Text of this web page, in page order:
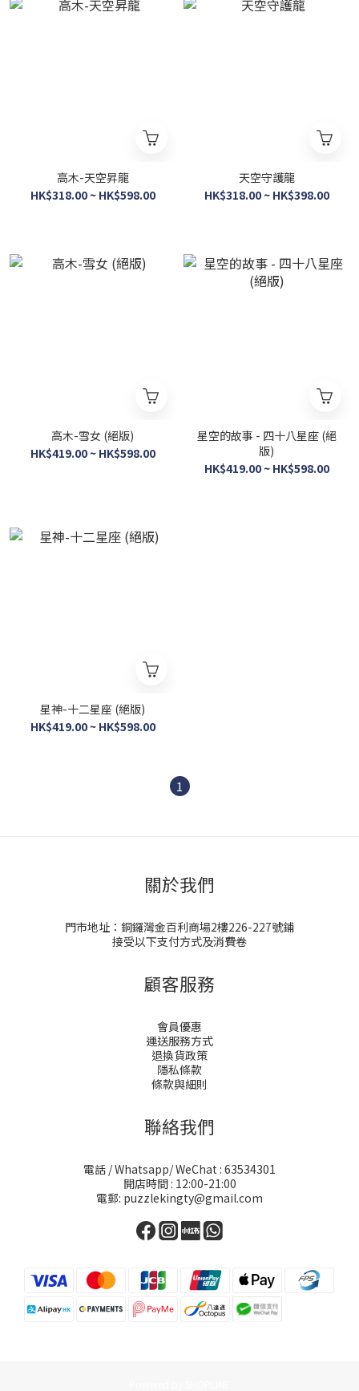
高木-天空昇龍
HK$318.00 ~ HK$598.00
天空守護龍
HK$318.00 ~ HK$398.00
高木-雪女 (絕版)
HK$419.00 ~ HK$598.00
星空的故事 - 四十八星座 (絕
版)
HK$419.00 ~ HK$598.00
星神-十二星座 (絕版)
HK$419.00 ~ HK$598.00
1
關於我們
門市地址：銅鑼灣金百利商場2樓226-227號鋪
接受以下支付方式及消費卷
顧客服務
會員優惠
運送服務方式
退換貨政策
隱私條款
條款與細則
聯絡我們
電話 / Whatsapp/ WeChat : 63534301
開店時間 : 12:00-21:00
電郵: puzzlekingty@gmail.com